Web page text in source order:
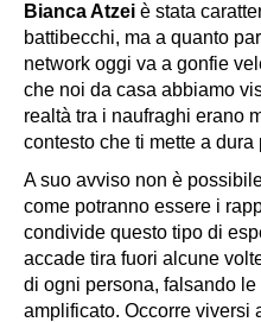
Bianca Atzei è stata
battibecchi, ma a quanto
network oggi va a gonfie
che noi da casa abbiamo
realtà tra i naufraghi erano
contesto che ti mette a dura
A suo avviso non è
come potranno essere i
condivide questo tipo di
accade tira fuori alcune
di ogni persona, falsando
amplificato. Occorre viversi